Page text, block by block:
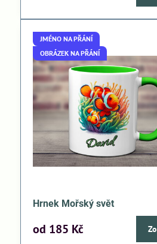
JMÉNO NA PŘÁNÍ
OBRÁZEK NA PŘÁNÍ
Hrnek Mořský svět
od 185 Kč